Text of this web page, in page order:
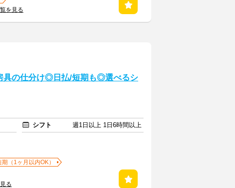
を見る
具の仕分け◎日払/短期も◎選べるシ
シフト
週1日以上 1日6時間以上
期（1ヶ月以内OK）
る